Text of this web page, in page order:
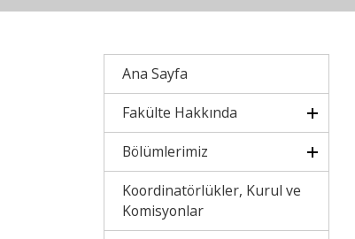
Ana Sayfa
Fakülte Hakkında
Bölümlerimiz
Koordinatörlükler, Kurul ve
Komisyonlar